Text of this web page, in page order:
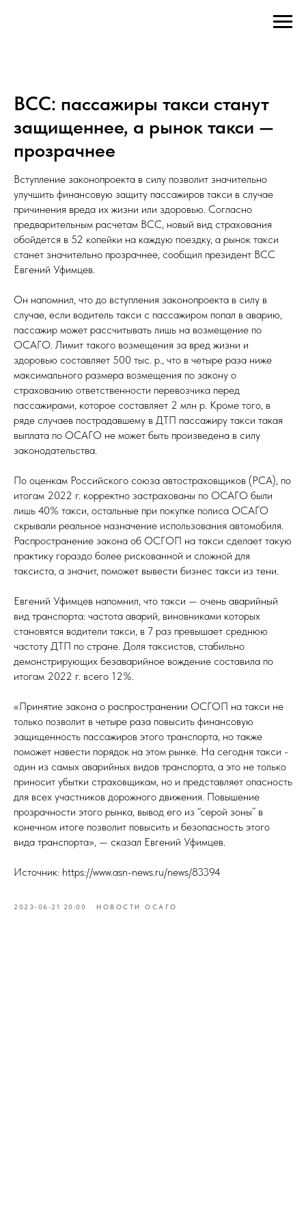
ВСС: пассажиры такси станут
защищеннее, а рынок такси —
прозрачнее
Вступление законопроекта в силу позволит значительно
улучшить финансовую защиту пассажиров такси в случае
причинения вреда их жизни или здоровью. Согласно
предварительным расчетам ВСС, новый вид страхования
обойдется в 52 копейки на каждую поездку, а рынок такси
станет значительно прозрачнее, сообщил президент ВСС
Евгений Уфимцев.
Он напомнил, что до вступления законопроекта в силу в
случае, если водитель такси с пассажиром попал в аварию,
пассажир может рассчитывать лишь на возмещение по
ОСАГО. Лимит такого возмещения за вред жизни и
здоровью составляет 500 тыс. р., что в четыре раза ниже
максимального размера возмещения по закону о
страхованию ответственности перевозчика перед
пассажирами, которое составляет 2 млн р. Кроме того, в
ряде случаев пострадавшему в ДТП пассажиру такси такая
выплата по ОСАГО не может быть произведена в силу
законодательства.
По оценкам Российского союза автостраховщиков (РСА), по
итогам 2022 г. корректно застрахованы по ОСАГО были
лишь 40% такси, остальные при покупке полиса ОСАГО
скрывали реальное назначение использования автомобиля.
Распространение закона об ОСГОП на такси сделает такую
практику гораздо более рискованной и сложной для
таксиста, а значит, поможет вывести бизнес такси из тени.
Евгений Уфимцев напомнил, что такси — очень аварийный
вид транспорта: частота аварий, виновниками которых
становятся водители такси, в 7 раз превышает среднюю
частоту ДТП по стране. Доля таксистов, стабильно
демонстрирующих безаварийное вождение составила по
итогам 2022 г. всего 12%.
«Принятие закона о распространении ОСГОП на такси не
только позволит в четыре раза повысить финансовую
защищенность пассажиров этого транспорта, но также
поможет навести порядок на этом рынке. На сегодня такси -
один из самых аварийных видов транспорта, а это не только
приносит убытки страховщикам, но и представляет опасность
для всех участников дорожного движения. Повышение
прозрачности этого рынка, вывод его из “серой зоны” в
конечном итоге позволит повысить и безопасность этого
вида транспорта», — сказал Евгений Уфимцев.
Источник: https://www.asn-news.ru/news/83394
2023-06-21 20:00 НОВОСТИ ОСАГО